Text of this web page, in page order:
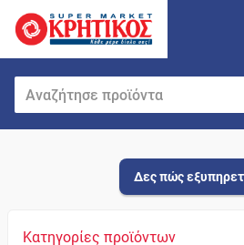
Δες πώς
Κατηγορίες προϊόντων